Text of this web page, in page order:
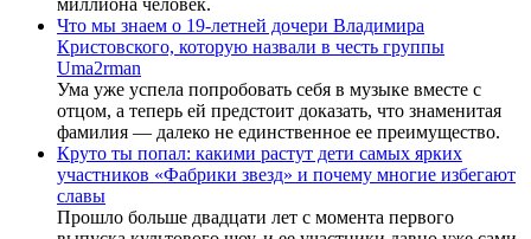
миллиона человек.
Что мы знаем о 19-летней дочери Владимира
Кристовского, которую назвали в честь группы
Uma2rman
Ума уже успела попробовать себя в музыке вместе с
отцом, а теперь ей предстоит доказать, что знаменитая
фамилия — далеко не единственное ее преимущество.
Круто ты попал: какими растут дети самых ярких
участников «Фабрики звезд» и почему многие избегают
славы
Прошло больше двадцати лет с момента первого